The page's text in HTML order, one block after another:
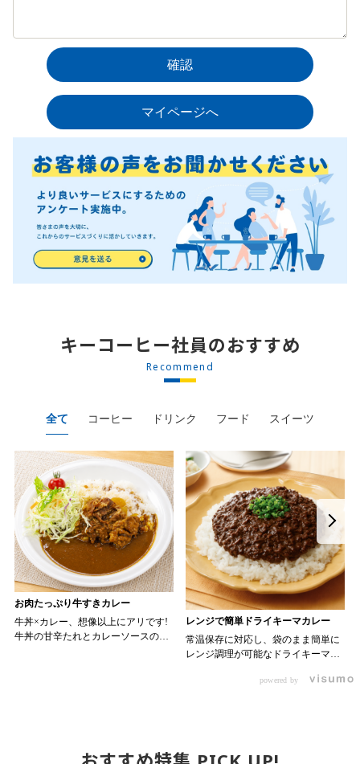
キーコーヒー社員のおすすめ
Recommend
全て コーヒー ドリンク フード スイーツ
お肉たっぷり牛すきカレー
牛丼×カレー、想像以上にアリです!
牛丼の甘辛たれとカレーソースのス
丼の素を中央にのせます。 3. 手前
レンジで簡単ドライキーマカレー
常温保存に対応し、袋のまま簡単に
レンジ調理が可能なドライキーマカ
オリジナルメニューにアレンジも可
powered by